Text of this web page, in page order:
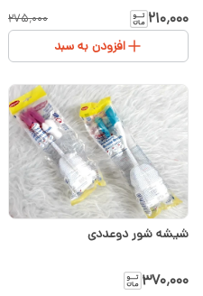
۲۱۰٬۰۰۰ ۲۷۵٬۰۰۰
افزودن به سبد
شیشه شور دوعددی
۳۷۰٬۰۰۰